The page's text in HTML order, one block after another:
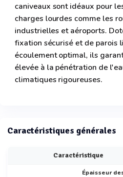
caniveaux sont idéaux pour
charges lourdes comme les
industrielles et aéroports.
fixation sécurisé et de parois
écoulement optimal, ils
élevée à la pénétration de
climatiques rigoureuses.
Caractéristiques générales
Caractéristique
Épaisseur